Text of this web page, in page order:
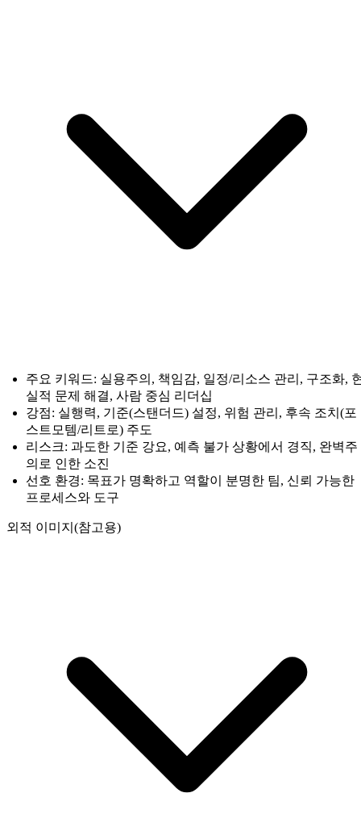
주요 키워드: 실용주의, 책임감, 일정/리소스 관리, 구조화,
실적 문제 해결, 사람 중심 리더십
강점: 실행력, 기준(스탠더드) 설정, 위험 관리, 후속 조치(포
스트모템/리트로) 주도
리스크: 과도한 기준 강요, 예측 불가 상황에서 경직, 완벽주
의로 인한 소진
선호 환경: 목표가 명확하고 역할이 분명한 팀, 신뢰 가능한
프로세스와 도구
외적 이미지(참고용)